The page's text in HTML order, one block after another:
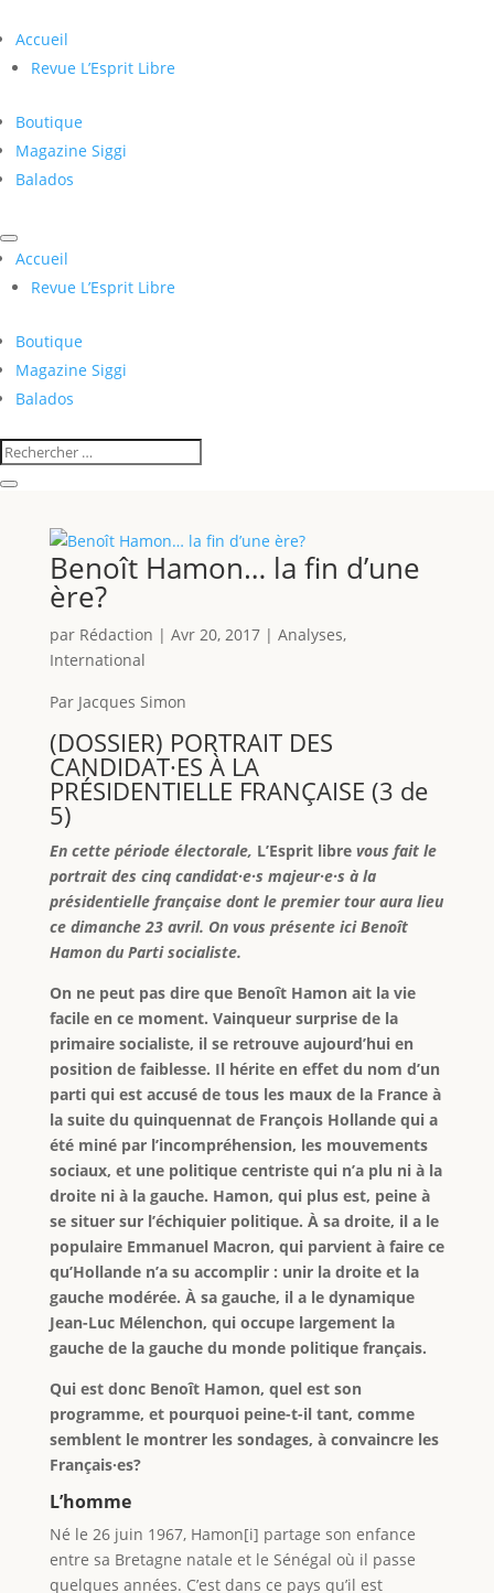
Accueil
Revue L’Esprit Libre
Boutique
Magazine Siggi
Balados
Accueil
Revue L’Esprit Libre
Boutique
Magazine Siggi
Balados
Benoît Hamon… la fin d’une
ère?
par Rédaction | Avr 20, 2017| Analyses,
International
Par Jacques Simon
(DOSSIER) PORTRAIT DES
CANDIDAT·ES À LA
PRÉSIDENTIELLE FRANÇAISE (3 de
5)
En cette période électorale, L’Esprit libre vous fait le
portrait des cinq candidat·e·s majeur·e·s à la
présidentielle française dont le premier tour aura lieu
ce dimanche 23 avril. On vous présente ici Benoît
Hamon du Parti socialiste.
On ne peut pas dire que Benoît Hamon ait la vie
facile en ce moment. Vainqueur surprise de la
primaire socialiste, il se retrouve aujourd’hui en
position de faiblesse. Il hérite en effet du nom d’un
parti qui est accusé de tous les maux de la France à
la suite du quinquennat de François Hollande qui a
été miné par l’incompréhension, les mouvements
sociaux, et une politique centriste qui n’a plu ni à la
droite ni à la gauche. Hamon, qui plus est, peine à
se situer sur l’échiquier politique. À sa droite, il a le
populaire Emmanuel Macron, qui parvient à faire ce
qu’Hollande n’a su accomplir : unir la droite et la
gauche modérée. À sa gauche, il a le dynamique
Jean-Luc Mélenchon, qui occupe largement la
gauche de la gauche du monde politique français.
Qui est donc Benoît Hamon, quel est son
programme, et pourquoi peine-t-il tant, comme
semblent le montrer les sondages, à convaincre les
Français·es?
L’homme
Né le 26 juin 1967, Hamon[i] partage son enfance
entre sa Bretagne natale et le Sénégal où il passe
quelques années. C’est dans ce pays qu’il est